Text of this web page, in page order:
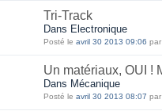
Tri-Track
Dans Electronique
Posté le avril 30 2013 09:06
Un matériaux, OUI !
Dans Mécanique
Posté le avril 30 2013 08:07